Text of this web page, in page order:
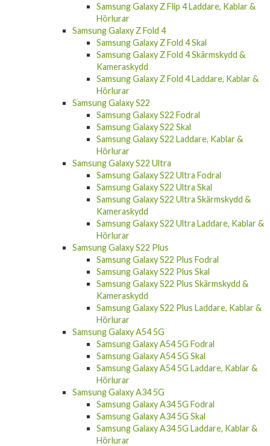
Hörlurar
Samsung Galaxy Z Fold 4
Samsung Galaxy Z Fold 4 Skal
Samsung Galaxy Z Fold 4 Skärmskydd &
Kameraskydd
Samsung Galaxy Z Fold 4 Laddare, Kablar &
Hörlurar
Samsung Galaxy S22
Samsung Galaxy S22 Fodral
Samsung Galaxy S22 Skal
Samsung Galaxy S22 Laddare, Kablar &
Hörlurar
Samsung Galaxy S22 Ultra
Samsung Galaxy S22 Ultra Fodral
Samsung Galaxy S22 Ultra Skal
Samsung Galaxy S22 Ultra Skärmskydd &
Kameraskydd
Samsung Galaxy S22 Ultra Laddare, Kablar &
Hörlurar
Samsung Galaxy S22 Plus
Samsung Galaxy S22 Plus Fodral
Samsung Galaxy S22 Plus Skal
Samsung Galaxy S22 Plus Skärmskydd &
Kameraskydd
Samsung Galaxy S22 Plus Laddare, Kablar &
Hörlurar
Samsung Galaxy A54 5G
Samsung Galaxy A54 5G Fodral
Samsung Galaxy A54 5G Skal
Samsung Galaxy A54 5G Laddare, Kablar &
Hörlurar
Samsung Galaxy A34 5G
Samsung Galaxy A34 5G Fodral
Samsung Galaxy A34 5G Skal
Samsung Galaxy A34 5G Laddare, Kablar &
Hörlurar
Samsung Galaxy A14